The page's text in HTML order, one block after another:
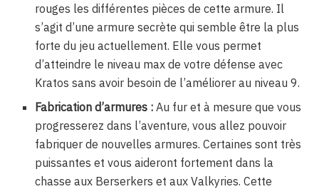
rouges les différentes pièces de cette armure. Il
s’agit d’une armure secrète qui semble être la plus
forte du jeu actuellement. Elle vous permet
d’atteindre le niveau max de votre défense avec
Kratos sans avoir besoin de l’améliorer au niveau 9.
Fabrication d’armures : Au fur et à mesure que vous
progresserez dans l’aventure, vous allez pouvoir
fabriquer de nouvelles armures. Certaines sont très
puissantes et vous aideront fortement dans la
chasse aux Berserkers et aux Valkyries. Cette